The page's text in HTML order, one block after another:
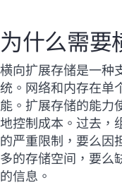
为什么需要
横向扩展存储是一种
统。网络和内存在单
能。扩展存储的能力
地控制成本。过去，
的严重限制，要么因
多的存储空间，要么
的信息。